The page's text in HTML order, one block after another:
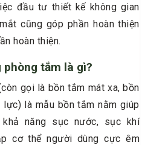
đầu tư thiết kế không gian
cũng góp phần hoàn thiện
hoàn thiện.
tắm là gì?
gọi là bồn tắm mát xa, bồn
là mẫu bồn tắm nằm giúp
năng sục nước, sục khí
cơ thể người dùng cực êm